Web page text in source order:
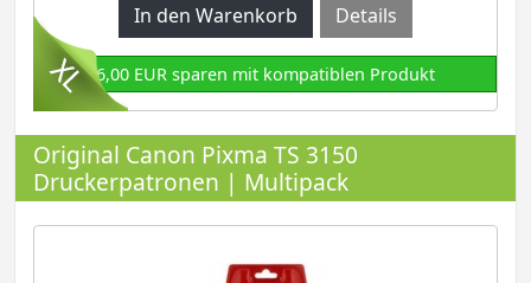
Details
6,00 EUR sparen mit kompatiblen Produkt
Original Canon Pixma TS 3150
Druckerpatronen | Multipack